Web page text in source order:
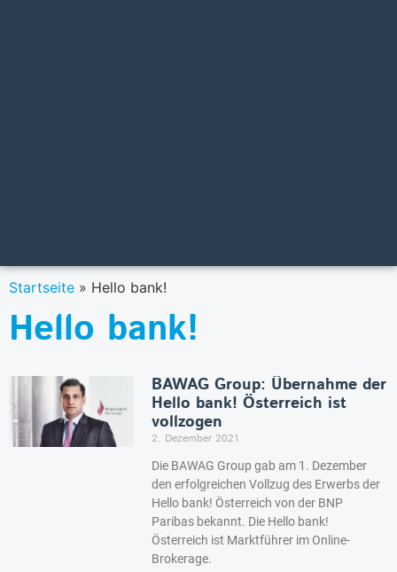
Startseite » Hello bank!
Hello bank!
BAWAG Group: Übernahme der
Hello bank! Österreich ist
vollzogen
2. Dezember 2021
Die BAWAG Group gab am 1. Dezember
den erfolgreichen Vollzug des Erwerbs der
Hello bank! Österreich von der BNP
Paribas bekannt. Die Hello bank!
Österreich ist Marktführer im Online-
Brokerage.